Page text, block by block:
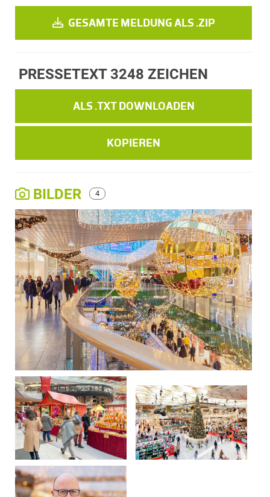
GESAMTE MELDUNG ALS .ZIP
PRESSETEXT3248 ZEICHEN
ALS .TXT DOWNLOADEN
KOPIEREN
BILDER 4